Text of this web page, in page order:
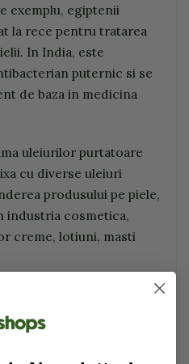
exemplu, egiptenii
la rece pentru tratarea
In India, este
puternic si se
de baza in medicina
uleiurilor purtatoare
cu diverse uleiuri
produsului pe piele,
industria cosmetica,
creme, lotiuni, masti